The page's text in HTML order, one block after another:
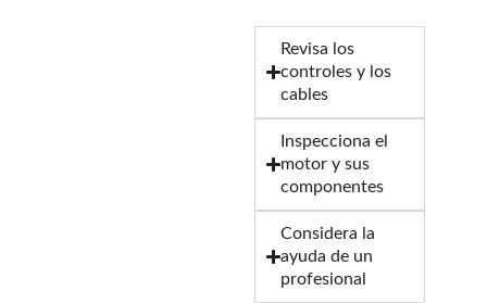
Revisa los
controles y los
cables
Inspecciona el
motor y sus
componentes
Considera la
ayuda de un
profesional